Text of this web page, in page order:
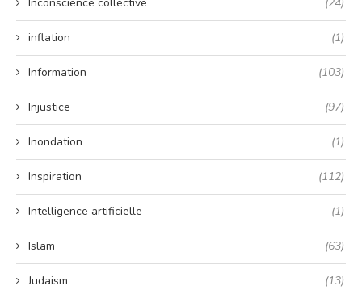
inflation (1)
Information (103)
Injustice (97)
Inondation (1)
Inspiration (112)
Intelligence artificielle (1)
Islam (63)
Judaism (13)